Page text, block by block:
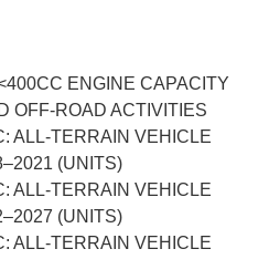
ENGINE CAPACITY
OFF-ROAD ACTIVITIES
ALL-TERRAIN VEHICLE
(UNITS)
ALL-TERRAIN VEHICLE
(UNITS)
ALL-TERRAIN VEHICLE